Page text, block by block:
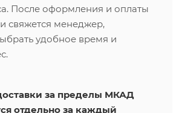
После оформления и оплаты
свяжется менеджер,
удобное время и
за пределы МКАД
отдельно за каждый